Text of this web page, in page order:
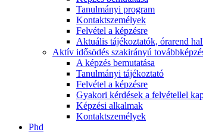
Tanulmányi program
Kontaktszemélyek
Felvétel a képzésre
Aktuális tájékoztatók, órarend
Aktív idősödés szakirányú
A képzés bemutatása
Tanulmányi tájékoztató
Felvétel a képzésre
Gyakori kérdések a felvétellel
Képzési alkalmak
Kontaktszemélyek
Phd